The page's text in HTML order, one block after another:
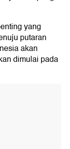
yang
putaran
akan
dimulai pada